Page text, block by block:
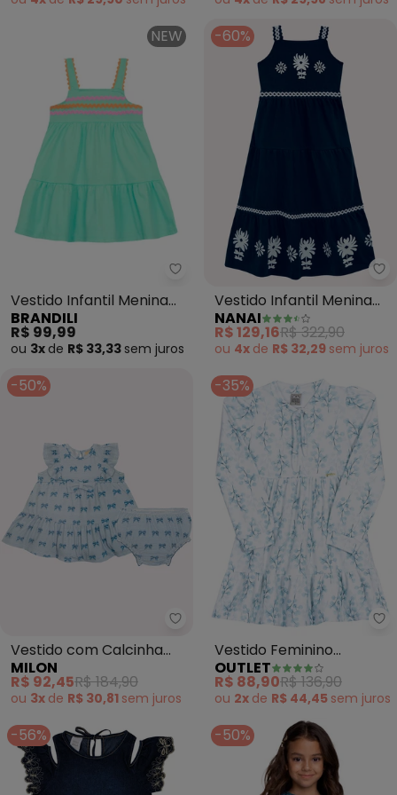
NEW
Brandili - Vestido Infantil
Vestido Infantil Menina
em Meia Malha (Azul)
BRANDILI
R$ 99,99
ou 3x de R$ 33,33 sem juros
-60%
Vestido Infantil Menina
Midi (Azul Marinho)
NANAI
R$ 129,16R$ 322,90
ou 4x de R$ 32,29 sem juros
-50%
Milon - Vestido com Calcinha
Vestido com Calcinha
Bebê Menina Laço (Azul)
MILON
R$ 92,45R$ 184,90
ou 3x de R$ 30,81 sem juros
-35%
Vestido Feminino
Molicotton (Azul)
OUTLET
R$ 88,90R$ 136,90
ou 2x de R$ 44,45 sem juros
-56% -50%